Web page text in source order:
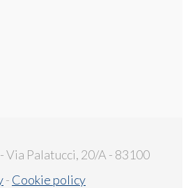
Palatucci, 20/A - 83100
- Cookie policy